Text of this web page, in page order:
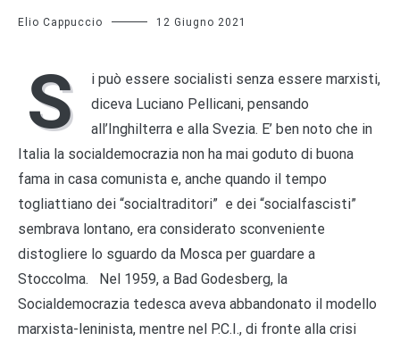
Elio Cappuccio 12 Giugno 2021
S
i può essere socialisti senza essere marxisti,
diceva Luciano Pellicani, pensando
all’Inghilterra e alla Svezia. E’ ben noto che in
Italia la socialdemocrazia non ha mai goduto di buona
fama in casa comunista e, anche quando il tempo
togliattiano dei “socialtraditori” e dei “socialfascisti”
sembrava lontano, era considerato sconveniente
distogliere lo sguardo da Mosca per guardare a
Stoccolma. Nel 1959, a Bad Godesberg, la
Socialdemocrazia tedesca aveva abbandonato il modello
marxista-leninista, mentre nel P.C.I., di fronte alla crisi